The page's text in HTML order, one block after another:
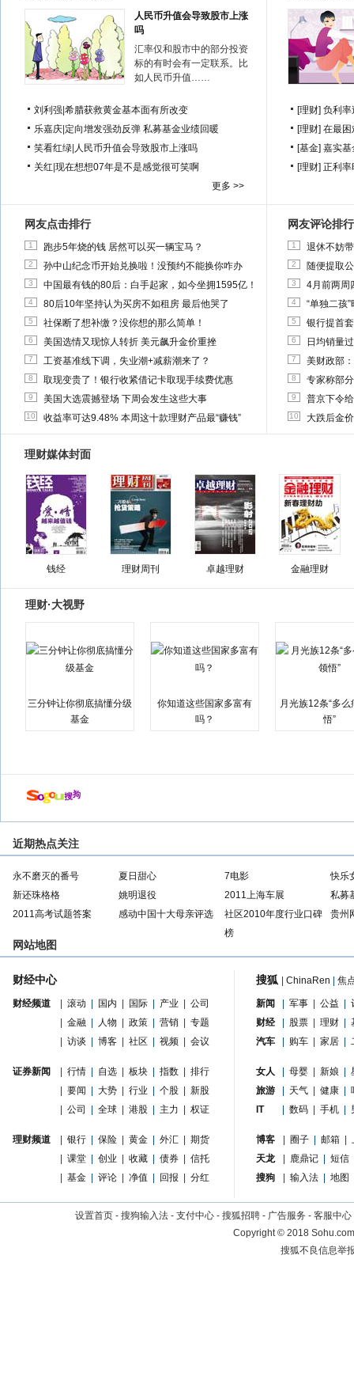
人民币升值会导致股市上涨
吗
汇率仅和股市中的部分投资
标的有时会有一定联系。比
如人民币升值……
刘利强 希腊获救黄金基本面有所改变
乐嘉庆 定向增发强劲反弹 私募基金业绩回暖
笑看红绿 人民币升值会导致股市上涨吗
关红 现在想想07年是不是感觉很可笑啊
更多 >>
[理财] 负利率
[理财] 在最困
[基金] 嘉实基
[理财] 正利率
网友点击排行
1 跑步5年烧的钱 居然可以买一辆宝马？
2 孙中山纪念币开始兑换啦！没预约不能换你咋办
3 中国最有钱的80后：白手起家，如今坐拥1595亿！
4 80后10年坚持认为买房不如租房 最后他哭了
5 社保断了想补缴？没你想的那么简单！
6 美国选情又现惊人转折 美元飙升金价重挫
7 工资基准线下调，失业潮+减薪潮来了？
8 取现变贵了！银行收紧借记卡取现手续费优惠
9 美国大选震撼登场 下周会发生这些大事
10 收益率可达9.48% 本周这十款理财产品最“赚钱”
网友评论排行
1 退休不妨
2 随便提取
3 4月前两周
4 “单独二孩
5 银行提首
6 日均销量
7 美财政部
8 专家称部
9 普京下令
10 大跌后金
理财媒体封面
钱经 理财周刊 卓越理财 金融理财
理财·大视野
三分钟让你彻底搞懂分级
基金
你知道这些国家多富有
吗？
月光族12条“多么
悟”
近期热点关注
永不磨灭的番号 夏日甜心 7电影
快乐
新还珠格格
姚明退役 2011上海车展
私募
2011高考试题答案
感动中国十大母亲评选
社区2010年度行业口碑
榜
贵州
网站地图
财经中心
财经频道 滚动 国内 国际 产业
公司
金融 人物 政策 营销
专题
访谈 博客 社区 视频 会议
证券新闻 行情 自选 板块 指数
排行
要闻 大势 行业 个股
新股
公司 全球 港股 主力 权证
理财频道 银行 保险 黄金 外汇
期货
课堂 创业 收藏 债券
信托
基金 评论 净值 回报 分红
搜狐 ChinaRen 焦
新闻 军事 公益
财经
股票 理财
汽车
购车 家居
女人 母婴 新娘
旅游
天气 健康
IT
数码 手机
博客 圈子 邮箱
天龙
鹿鼎记
短信
搜狗
输入法 地图
设置首页 - 搜狗输入法 - 支付中心 - 搜狐招聘 - 广告服务 - 客服中心
Copyright©2018
搜狐不良信息举